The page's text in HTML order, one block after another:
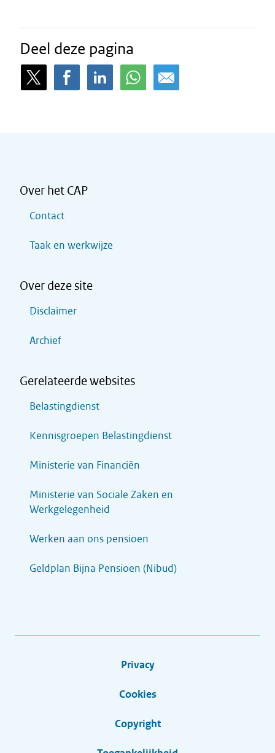
Deel deze pagina
Over het CAP
Contact
Taak en werkwijze
Over deze site
Disclaimer
Archief
Gerelateerde websites
Belastingdienst
Kennisgroepen Belastingdienst
Ministerie van Financiën
Ministerie van Sociale Zaken en
Werkgelegenheid
Werken aan ons pensioen
Geldplan Bijna Pensioen (Nibud)
Privacy
Cookies
Copyright